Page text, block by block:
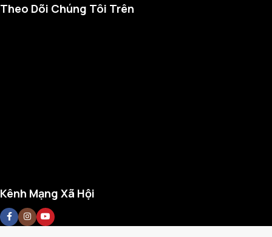
Theo Dõi Chúng Tôi Trên
Kênh Mạng Xã Hội